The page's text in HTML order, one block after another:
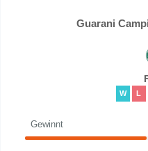
Guarani
W L
Gewinnt